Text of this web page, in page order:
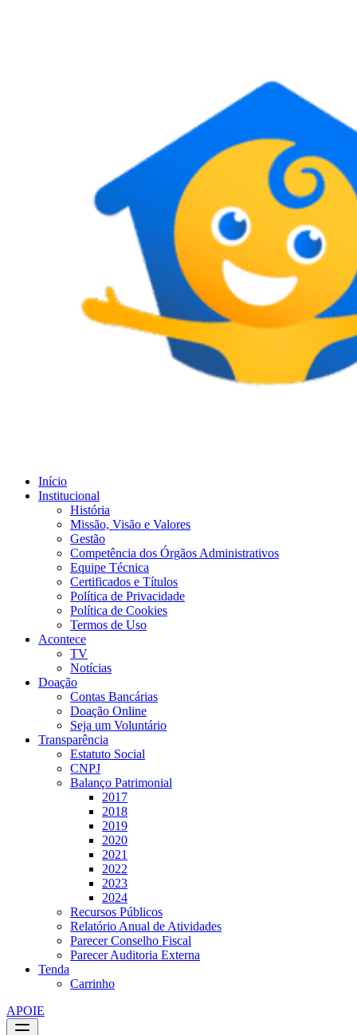
Início
Institucional
História
Missão, Visão e Valores
Gestão
Competência dos Órgãos Administrativos
Equipe Técnica
Certificados e Títulos
Política de Privacidade
Política de Cookies
Termos de Uso
Acontece
TV
Notícias
Doação
Contas Bancárias
Doação Online
Seja um Voluntário
Transparência
Estatuto Social
CNPJ
Balanço Patrimonial
2017
2018
2019
2020
2021
2022
2023
2024
Recursos Públicos
Relatório Anual de Atividades
Parecer Conselho Fiscal
Parecer Auditoria Externa
Tenda
Carrinho
APOIE